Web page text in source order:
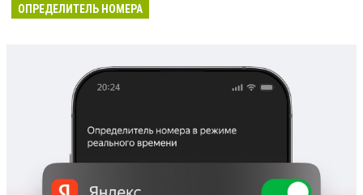
ОПРЕДЕЛИТЕЛЬ НОМЕРА